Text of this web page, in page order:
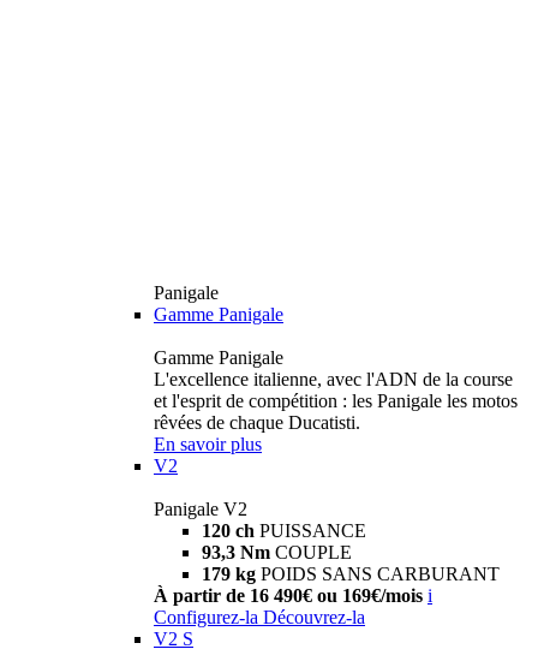
Panigale
Gamme Panigale
Gamme Panigale
L'excellence italienne, avec l'ADN de la course
et l'esprit de compétition : les Panigale les motos
rêvées de chaque Ducatisti.
En savoir plus
V2
Panigale V2
120 ch PUISSANCE
93,3 Nm COUPLE
179 kg POIDS SANS CARBURANT
À partir de 16 490€ ou 169€/mois i
Configurez-la Découvrez-la
V2 S